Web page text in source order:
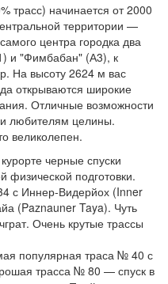
трасс) начинается от 2000
территории —
центра городка два
и "Фимбабан" (А3), к
На высоту 2624 м вас
открываются широкие
Отличные возможности
и любителям целины.
великолепен.
черные спуски
подготовки.
с Иннер-Видерйох (Inner
(Paznauner Taya). Чуть
Очень крутые трассы
популярная траса № 40 с
трасса № 80 — спуск в